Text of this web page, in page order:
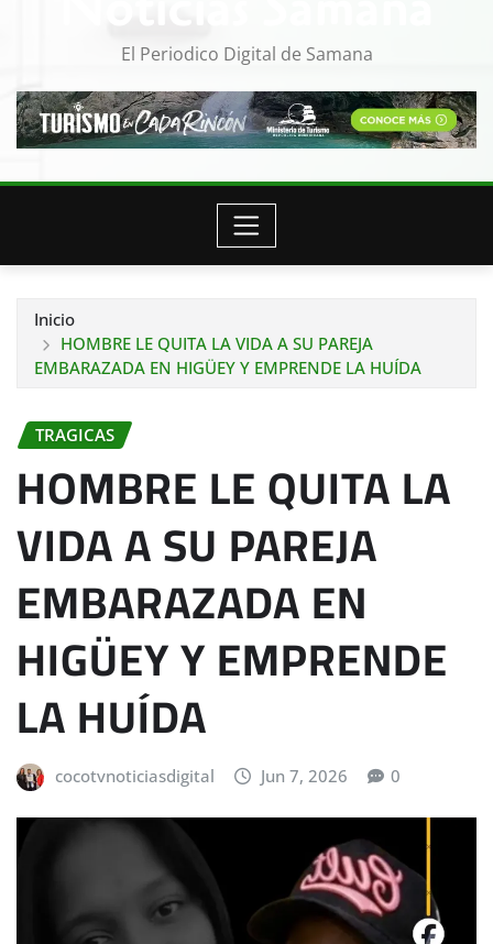
El Periodico Digital de Samana
Inicio
HOMBRE LE QUITA LA VIDA A SU PAREJA
EMBARAZADA EN HIGÜEY Y EMPRENDE LA HUÍDA
TRAGICAS
HOMBRE LE QUITA LA
VIDA A SU PAREJA
EMBARAZADA EN
HIGÜEY Y EMPRENDE
LA HUÍDA
cocotvnoticiasdigital Jun 7, 2026 0